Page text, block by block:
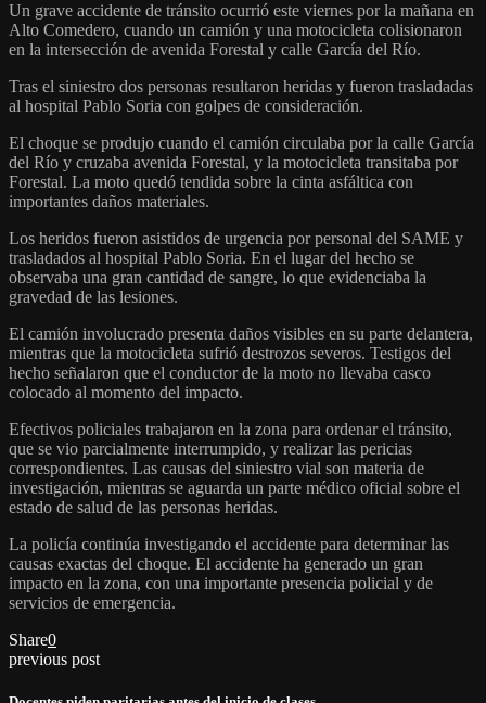
Un grave accidente de tránsito ocurrió este viernes por la mañana en
Alto Comedero, cuando un camión y una motocicleta colisionaron
en la intersección de avenida Forestal y calle García del Río.
Tras el siniestro dos personas resultaron heridas y fueron trasladadas
al hospital Pablo Soria con golpes de consideración.
El choque se produjo cuando el camión circulaba por la calle García
del Río y cruzaba avenida Forestal, y la motocicleta transitaba por
Forestal. La moto quedó tendida sobre la cinta asfáltica con
importantes daños materiales.
Los heridos fueron asistidos de urgencia por personal del SAME y
trasladados al hospital Pablo Soria. En el lugar del hecho se
observaba una gran cantidad de sangre, lo que evidenciaba la
gravedad de las lesiones.
El camión involucrado presenta daños visibles en su parte delantera,
mientras que la motocicleta sufrió destrozos severos. Testigos del
hecho señalaron que el conductor de la moto no llevaba casco
colocado al momento del impacto.
Efectivos policiales trabajaron en la zona para ordenar el tránsito,
que se vio parcialmente interrumpido, y realizar las pericias
correspondientes. Las causas del siniestro vial son materia de
investigación, mientras se aguarda un parte médico oficial sobre el
estado de salud de las personas heridas.
La policía continúa investigando el accidente para determinar las
causas exactas del choque. El accidente ha generado un gran
impacto en la zona, con una importante presencia policial y de
servicios de emergencia.
Share0
previous post